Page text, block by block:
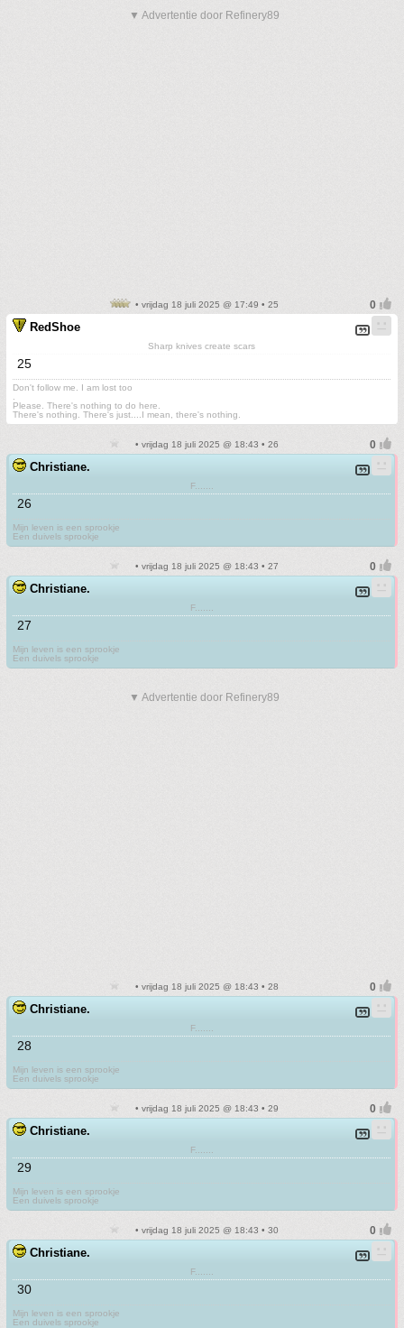
▼ Advertentie door Refinery89
• vrijdag 18 juli 2025 @ 17:49 • 25
RedShoe
Sharp knives create scars
25
Don't follow me. I am lost too
Please. There's nothing to do here.
There's nothing. There's just....I mean, there's nothing.
• vrijdag 18 juli 2025 @ 18:43 • 26
Christiane.
F.......
26
Mijn leven is een sprookje
Een duivels sprookje
• vrijdag 18 juli 2025 @ 18:43 • 27
Christiane.
F.......
27
Mijn leven is een sprookje
Een duivels sprookje
▼ Advertentie door Refinery89
• vrijdag 18 juli 2025 @ 18:43 • 28
Christiane.
F.......
28
Mijn leven is een sprookje
Een duivels sprookje
• vrijdag 18 juli 2025 @ 18:43 • 29
Christiane.
F.......
29
Mijn leven is een sprookje
Een duivels sprookje
• vrijdag 18 juli 2025 @ 18:43 • 30
Christiane.
F.......
30
Mijn leven is een sprookje
Een duivels sprookje